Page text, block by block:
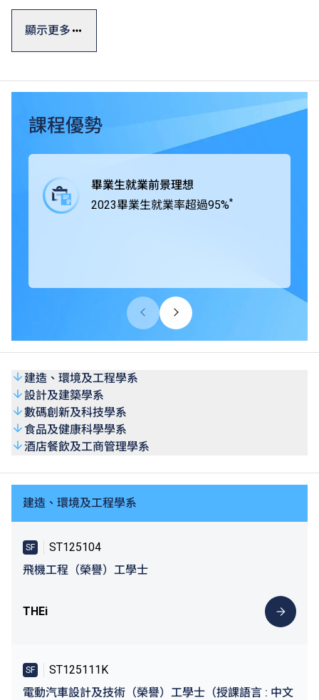
碼科技及創新商業七大學術領域。
知識，透過應用科學為本的教學方式及着重應用的課程設
計，確保學生能夠做到融會貫通，學以致用。THEi透過與
業界緊密合作，在課程中為學生提供工作綜合學習（Work-
integrated Learning, WIL），學生得以通過專題研習積極與
業界合作，獲取實戰經驗，所掌握的專業技術及知識可以應
THEi高科院所有學士學位課程均獲香港學術及職業資歷評
顯示更多
課程優勢
畢業生就業前景理想
2023畢業生就業率超過95%*
建造、環境及工程學系
設計及建築學系
數碼創新及科技學系
食品及健康科學學系
酒店餐飲及工商管理學系
建造、環境及工程學系
SF
ST125104
飛機工程（榮譽）工學士
THEi
SF
ST125111K
電動汽車設計及技術（榮譽）工學士（授課語言 : 中文